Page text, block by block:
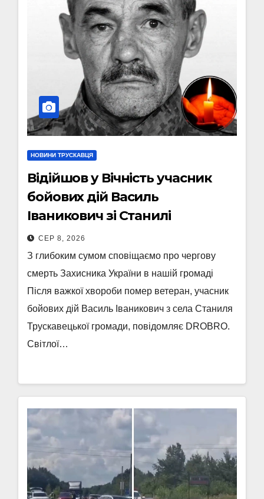
НОВИНИ ТРУСКАВЦЯ
Відійшов у Вічність учасник
бойових дій Василь
Іваникович зі Станилі
СЕР 8, 2026
З глибоким сумом сповіщаємо про чергову
смерть Захисника України в нашій громаді
Після важкої хвороби помер ветеран, учасник
бойових дій Василь Іваникович з села Станиля
Трускавецької громади, повідомляє DROBRO.
Світлої…